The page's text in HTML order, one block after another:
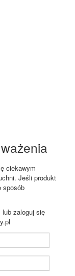
ciekawym
Jeśli produkt
sposób
lub zaloguj się